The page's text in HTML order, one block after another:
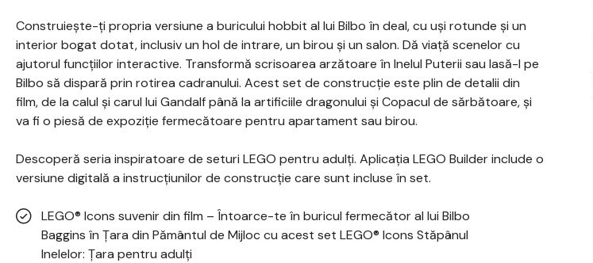
Construiește-ți propria versiune a buricului hobbit al lui Bilbo în deal, cu uși rotunde și un
interior bogat dotat, inclusiv un hol de intrare, un birou și un salon. Dă viață scenelor cu
ajutorul funcțiilor interactive. Transformă scrisoarea arzătoare în Inelul Puterii sau lasă-l pe
Bilbo să dispară prin rotirea cadranului. Acest set de construcție este plin de detalii din
film, de la calul și carul lui Gandalf până la artificiile dragonului și Copacul de sărbătoare, și
va fi o piesă de expoziție fermecătoare pentru apartament sau birou.
Descoperă seria inspiratoare de seturi LEGO pentru adulți. Aplicația LEGO Builder include o
versiune digitală a instrucțiunilor de construcție care sunt incluse în set.
LEGO® Icons suvenir din film – Întoarce-te în buricul fermecător al lui Bilbo
Baggins în Ţara din Pământul de Mijloc cu acest set LEGO® Icons Stăpânul
Inelelor: Ţara pentru adulți